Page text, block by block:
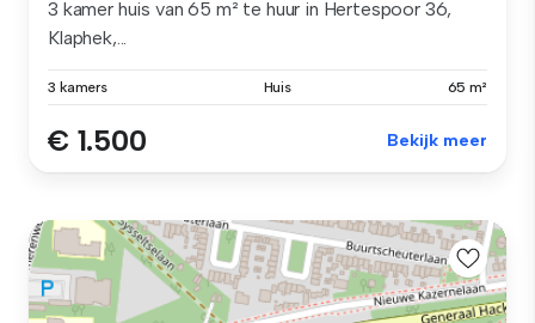
3 kamer huis van 65 m² te huur in Hertespoor 36,
Klaphek,...
3 kamers Huis 65 m²
€ 1.500 Bekijk meer